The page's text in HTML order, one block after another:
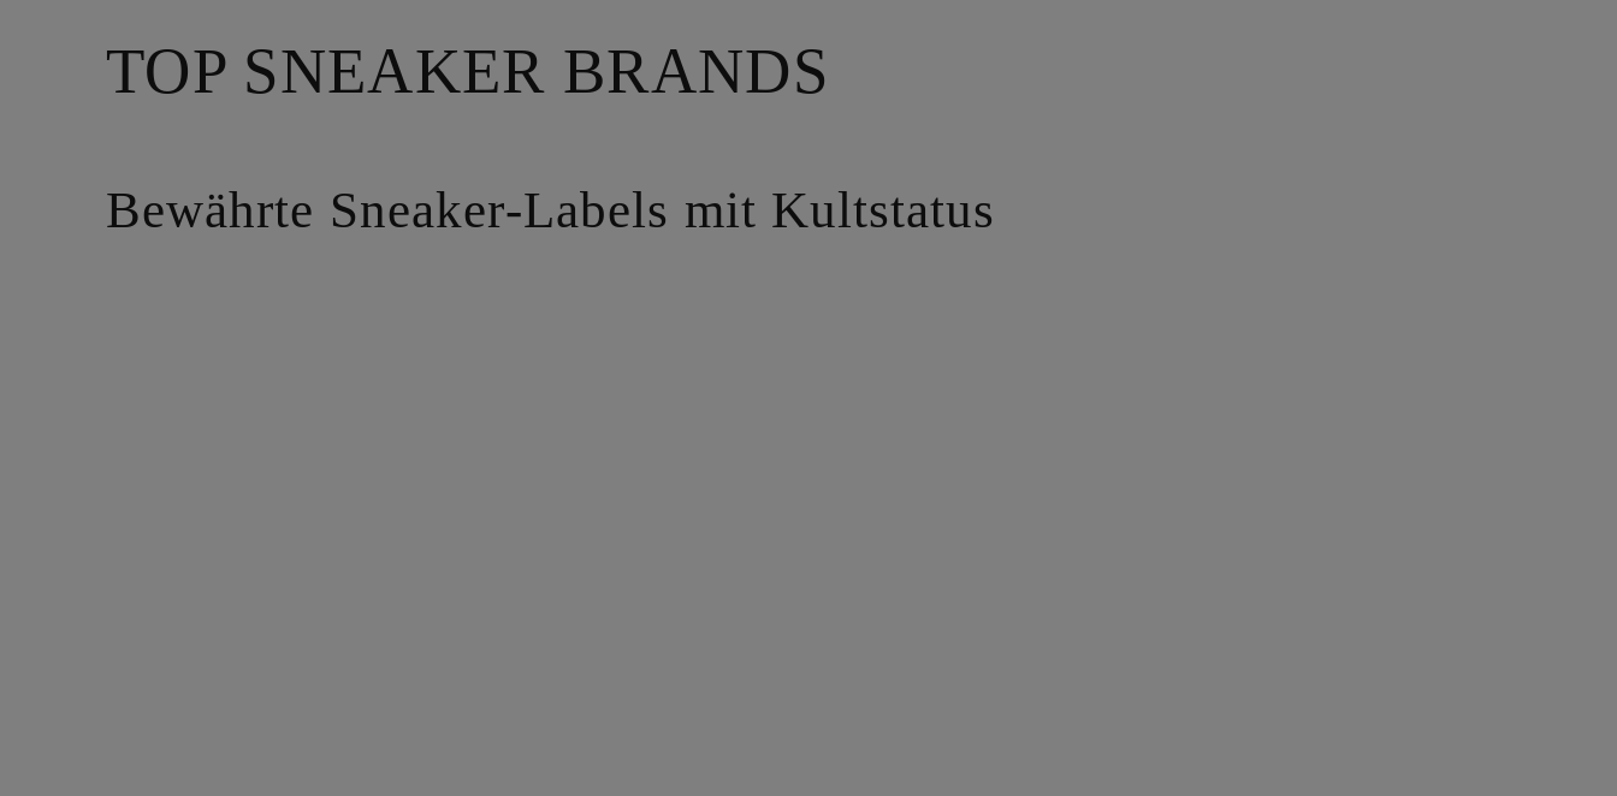
TOP SNEAKER BRANDS
Bewährte Sneaker‑Labels mit Kultstatus